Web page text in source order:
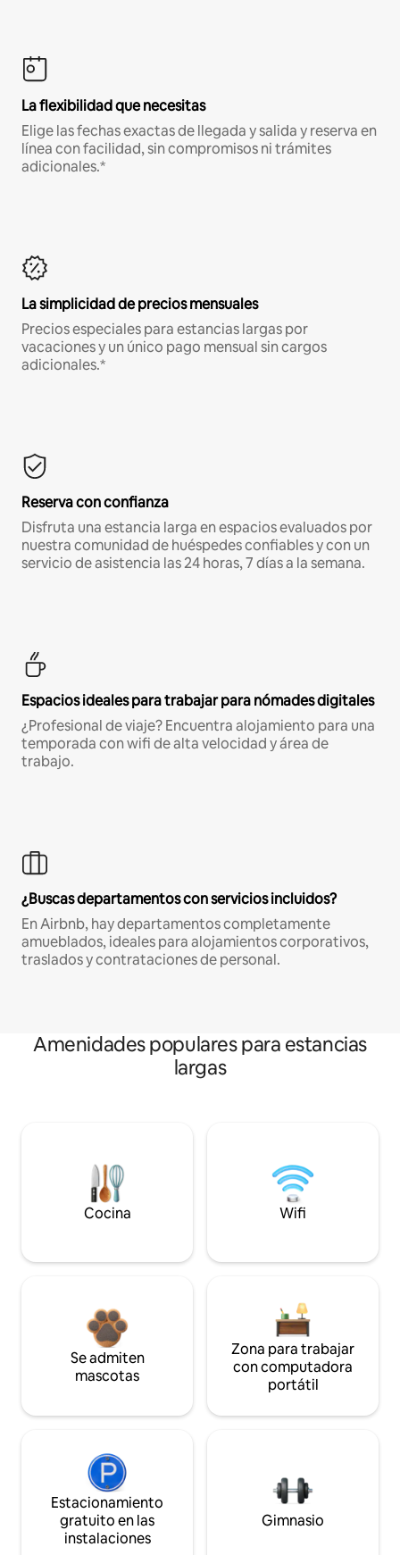
La flexibilidad que necesitas
Elige las fechas exactas de llegada y salida y reserva en
línea con facilidad, sin compromisos ni trámites
adicionales.*
La simplicidad de precios mensuales
Precios especiales para estancias largas por
vacaciones y un único pago mensual sin cargos
adicionales.*
Reserva con confianza
Disfruta una estancia larga en espacios evaluados por
nuestra comunidad de huéspedes confiables y con un
servicio de asistencia las 24 horas, 7 días a la semana.
Espacios ideales para trabajar para nómades digitales
¿Profesional de viaje? Encuentra alojamiento para una
temporada con wifi de alta velocidad y área de
trabajo.
¿Buscas departamentos con servicios incluidos?
En Airbnb, hay departamentos completamente
amueblados, ideales para alojamientos corporativos,
traslados y contrataciones de personal.
Amenidades populares para estancias
largas
Cocina Wifi
Se admiten
mascotas
Zona para trabajar
con computadora
portátil
Estacionamiento
gratuito en las
instalaciones
Gimnasio